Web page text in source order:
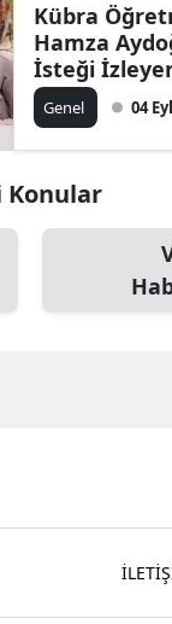
Kübra
Hamza
İsteği
de
Genel 04
Konular